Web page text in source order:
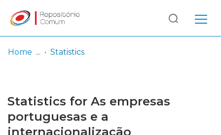
Browse repository
Entities
Log
In
(current)
Home Statistics
Statistics for As empresas
portuguesas e a
internacionalização